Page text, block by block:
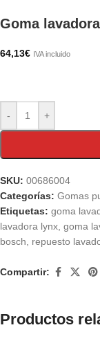
Goma
64,13€ IVA incluido
- +
SKU: 00686004
Categorías: Gomas
Etiquetas: goma
lavadora lynx goma
bosch
repuesto
Compartir:
Productos